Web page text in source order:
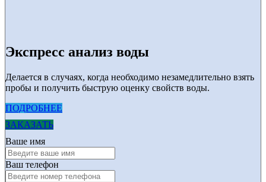
Экспресс анализ воды
Делается в случаях, когда необходимо незамедлительно взять
пробы и получить быструю оценку свойств воды.
ПОДРОБНЕЕ
ЗАКАЗАТЬ
Ваше имя
Ваш телефон